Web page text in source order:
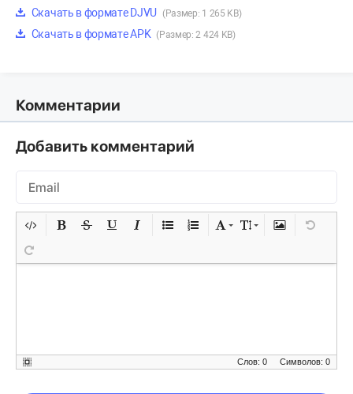
Скачать в формате DJVU (Размер: 1 265 KB)
Скачать в формате APK (Размер: 2 424 KB)
Комментарии
Добавить комментарий
Символов: 0
Слов: 0